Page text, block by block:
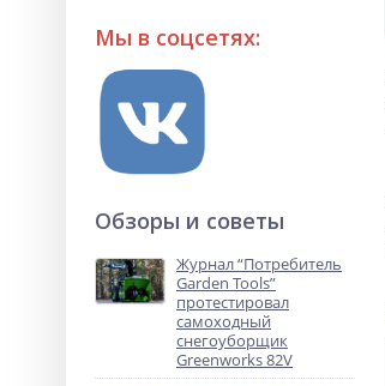
Мы в соцсетях:
Обзоры и советы
Журнал “Потребитель
Garden Tools”
протестировал
самоходный
снегоуборщик
Greenworks 82V